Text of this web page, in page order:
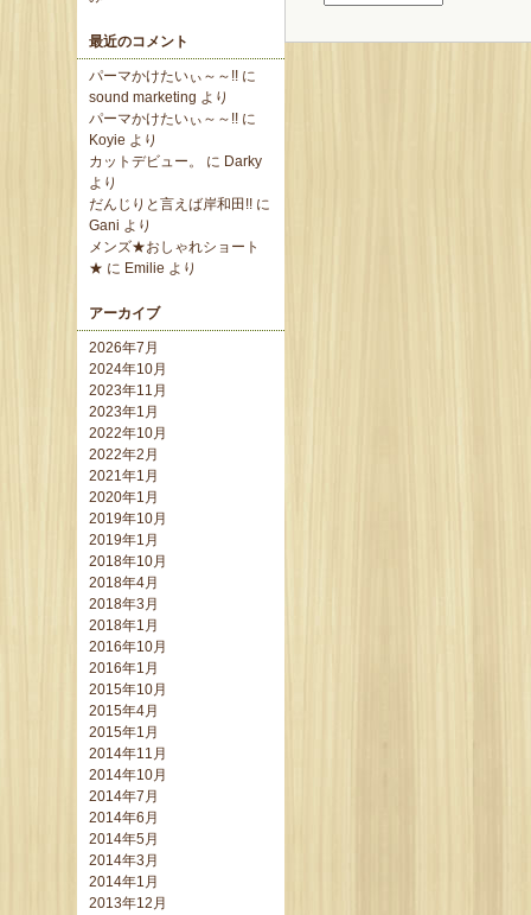
最近のコメント
パーマかけたいぃ～～!! に
sound marketing より
パーマかけたいぃ～～!! に
Koyie より
カットデビュー。
に Darky
より
だんじりと言えば岸和田!! に
Gani より
メンズ★おしゃれショート
★ に Emilie より
アーカイブ
2026年7月
2024年10月
2023年11月
2023年1月
2022年10月
2022年2月
2021年1月
2020年1月
2019年10月
2019年1月
2018年10月
2018年4月
2018年3月
2018年1月
2016年10月
2016年1月
2015年10月
2015年4月
2015年1月
2014年11月
2014年10月
2014年7月
2014年6月
2014年5月
2014年3月
2014年1月
2013年12月